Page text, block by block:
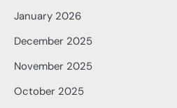
January 2026
December 2025
November 2025
October 2025